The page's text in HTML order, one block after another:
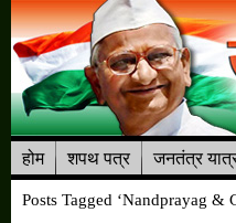
होम शपथ पत्र जनतंत्र
Posts Tagged ‘Nandprayag &